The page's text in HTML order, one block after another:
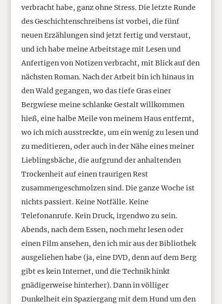
verbracht habe, ganz ohne Stress. Die letzte Runde
des Geschichtenschreibens ist vorbei, die fünf
neuen Erzählungen sind jetzt fertig und verstaut,
und ich habe meine Arbeitstage mit Lesen und
Anfertigen von Notizen verbracht, mit Blick auf den
nächsten Roman. Nach der Arbeit bin ich hinaus in
den Wald gegangen, wo das tiefe Gras einer
Bergwiese meine schlanke Gestalt willkommen
hieß, eine halbe Meile von meinem Haus entfernt,
wo ich mich ausstreckte, um ein wenig zu lesen und
zu meditieren, oder auch in der Nähe eines meiner
Lieblingsbäche, die aufgrund der anhaltenden
Trockenheit auf einen traurigen Rest
zusammengeschmolzen sind. Die ganze Woche ist
nichts passiert. Keine Notfälle. Keine
Telefonanrufe. Kein Druck, irgendwo zu sein.
Abends, nach dem Essen, noch mehr lesen oder
einen Film ansehen, den ich mir aus der Bibliothek
ausgeliehen habe (ja, eine DVD, denn auf dem Berg
gibt es kein Internet, und die Technik hinkt
gnädigerweise hinterher). Dann in völliger
Dunkelheit ein Spaziergang mit dem Hund um den